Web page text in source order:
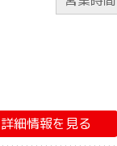
詳細情報を見る